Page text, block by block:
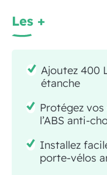
Les +
Ajoutez 400
étanche
Protégez
l’ABS anti-
Installez
porte-vélos